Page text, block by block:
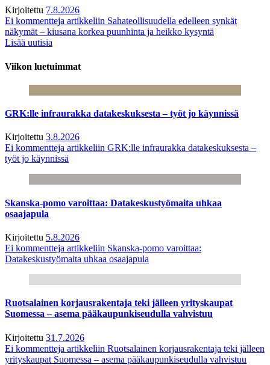
Kirjoitettu 7.8.2026
Ei kommentteja artikkeliin Sahateollisuudella edelleen synkät
näkymät – kiusana korkea puunhinta ja heikko kysyntä
Lisää uutisia
Viikon luetuimmat
GRK:lle infraurakka datakeskuksesta – työt jo käynnissä
Kirjoitettu 3.8.2026
Ei kommentteja artikkeliin GRK:lle infraurakka datakeskuksesta –
työt jo käynnissä
Skanska-pomo varoittaa: Datakeskustyömaita uhkaa
osaajapula
Kirjoitettu 5.8.2026
Ei kommentteja artikkeliin Skanska-pomo varoittaa:
Datakeskustyömaita uhkaa osaajapula
Ruotsalainen korjausrakentaja teki jälleen yrityskaupat
Suomessa – asema pääkaupunkiseudulla vahvistuu
Kirjoitettu 31.7.2026
Ei kommentteja artikkeliin Ruotsalainen korjausrakentaja teki jälleen
yrityskaupat Suomessa – asema pääkaupunkiseudulla vahvistuu